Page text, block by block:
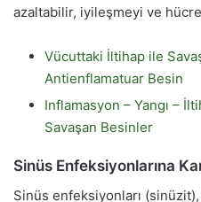
azaltabilir, iyileşmeyi ve
Vücuttaki İltihap ile
Antienflamatuar Besin
Inflamasyon – Yangı –
Savaşan Besinler
Sinüs Enfeksiyonlarına
Sinüs enfeksiyonları